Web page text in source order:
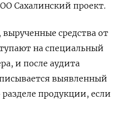
Сахалинский проект.
средства от
на специальный
и после аудита
выявленный
продукции, если